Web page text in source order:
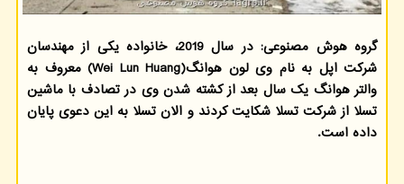
گروه هوش مصنوعی: در سال 2019، خانواده یکی از مهندسان
شرکت اپل به نام وی لون هوانگ(Wei Lun Huang) معروف به
والتر هوانگ یک سال بعد از کشته شدن وی در تصادف با ماشین
تسلا از شرکت تسلا شکایت کردند و الان تسلا به این دعوی پایان
داده است.